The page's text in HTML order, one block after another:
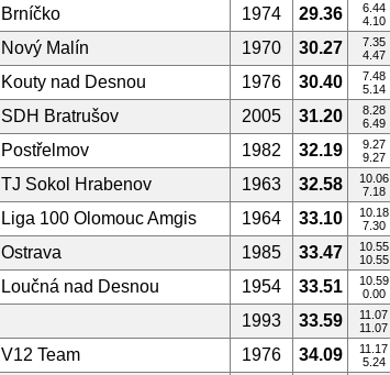
Brníčko 1974 29.36
6.44
4.10
Nový Malín 1970 30.27
7.35
4.47
Kouty nad Desnou 1976 30.40
7.48
5.14
SDH Bratrušov 2005 31.20
8.28
6.49
Postřelmov 1982 32.19
9.27
9.27
TJ Sokol Hrabenov 1963 32.58
10.06
7.18
Liga 100 Olomouc Amgis 1964 33.10
10.18
7.30
Ostrava 1985 33.47
10.55
10.55
Loučná nad Desnou 1954 33.51
10.59
0.00
1993 33.59
11.07
11.07
V12 Team 1976 34.09
11.17
5.24